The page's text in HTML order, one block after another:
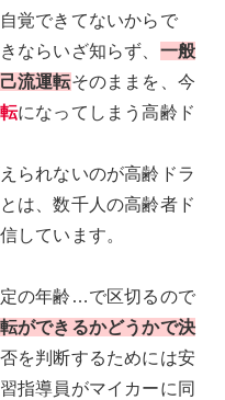
覚できてないからで
ならいざ知らず、 一般
流運転そのままを、今
になってしまう高齢ド
られないのが高齢ドラ
は、数千人の高齢者ド
しています。
の年齢…で区切るので
ができるかどうかで決
を判断するためには安
指導員がマイカーに同